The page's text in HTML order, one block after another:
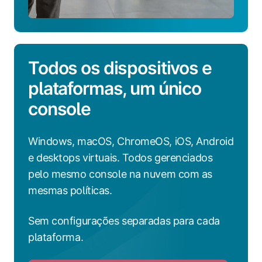
Todos os dispositivos e
plataformas, um único
console
Windows, macOS, ChromeOS, iOS, Android
e desktops virtuais. Todos gerenciados
pelo mesmo console na nuvem com as
mesmas políticas.
Sem configurações separadas para cada
plataforma.